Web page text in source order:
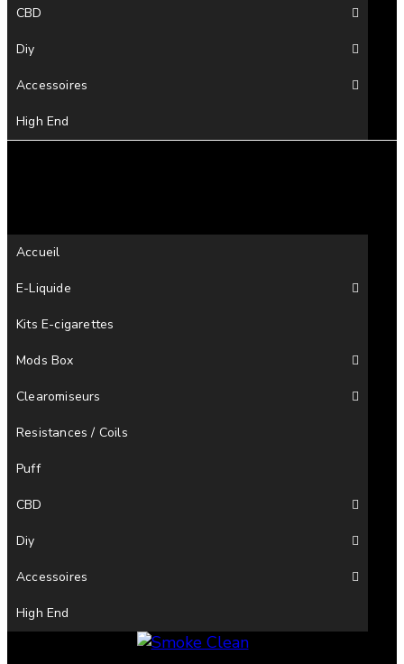
CBD
Diy
Accessoires
High End
Accueil
E-Liquide
Kits E-cigarettes
Mods Box
Clearomiseurs
Resistances / Coils
Puff
CBD
Diy
Accessoires
High End